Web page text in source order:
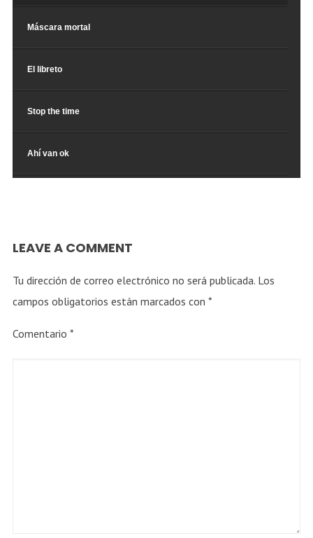
Máscara mortal
El libreto
Stop the time
Ahí van ok
Elementos
LEAVE A COMMENT
Tu dirección de correo electrónico no será publicada. Los
campos obligatorios están marcados con *
Comentario *